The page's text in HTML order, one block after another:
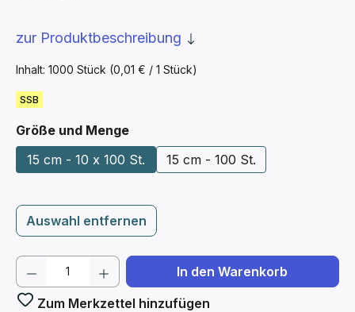
Inhalt: 1000 Stück (0,01 € / 1 Stück)
SSB
zur Produktbeschreibung
Größe und Mengeauswählen
15 cm - 10 x 100 St.
15 cm - 100 St.
Auswahl entfernen
Produkt Anzahl: Gib den gewünschten
In den Warenkorb
Zum Merkzettel hinzufügen